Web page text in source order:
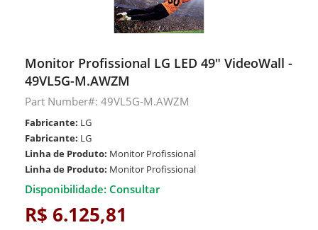
Monitor Profissional LG LED 49" VideoWall -
49VL5G-M.AWZM
Part Number#: 49VL5G-M.AWZM
Fabricante: LG
Fabricante: LG
Linha de Produto: Monitor Profissional
Linha de Produto: Monitor Profissional
Disponibilidade: Consultar
R$ 6.125,81